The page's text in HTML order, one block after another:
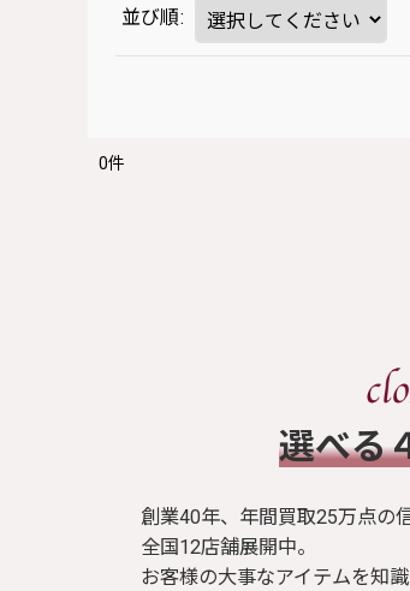
並び順:
0件
選べる
創業40年、年間買取25万点の
全国12店舗展開中。
お客様の大事なアイテムを知